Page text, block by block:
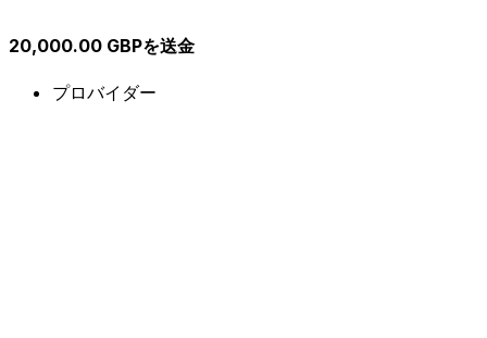
20,000.00 GBPを送金
プロバイダー